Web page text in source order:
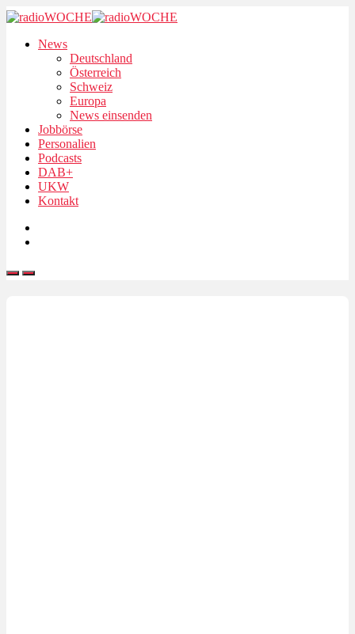
News
Deutschland
Österreich
Schweiz
Europa
News einsenden
Jobbörse
Personalien
Podcasts
DAB+
UKW
Kontakt